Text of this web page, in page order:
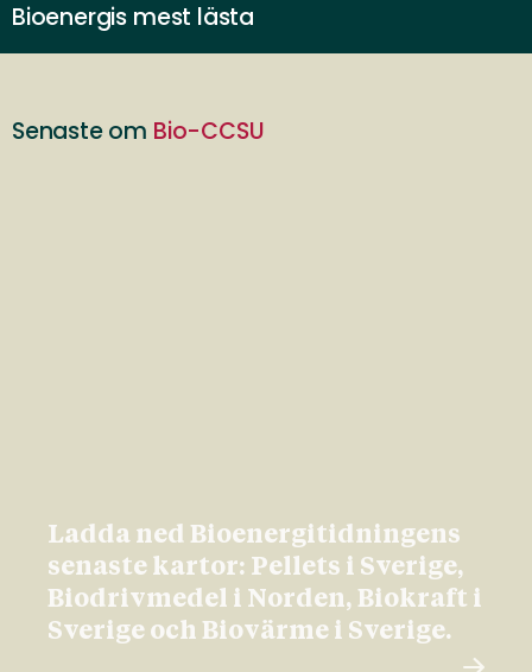
Bioenergis mest lästa
Senaste om Bio-CCSU
Ladda ned Bioenergitidningens
senaste kartor: Pellets i Sverige,
Biodrivmedel i Norden, Biokraft i
Sverige och Biovärme i Sverige.